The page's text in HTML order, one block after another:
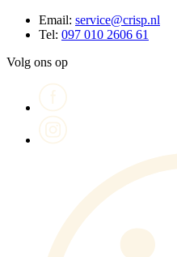
Email: service@crisp.nl
Tel: 097 010 2606 61
Volg ons op